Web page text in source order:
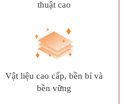
thuật cao
Vật liệu cao cấp, bền bỉ và
bền vững